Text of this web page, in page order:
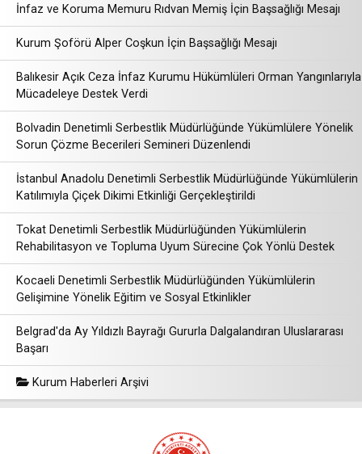
İnfaz ve Koruma Memuru Rıdvan Memiş İçin Başsağlığı Mesajı
Kurum Şoförü Alper Coşkun İçin Başsağlığı Mesajı
Balıkesir Açık Ceza İnfaz Kurumu Hükümlüleri Orman Yangınlarıyla
Mücadeleye Destek Verdi
Bolvadin Denetimli Serbestlik Müdürlüğünde Yükümlülere Yönelik
Sorun Çözme Becerileri Semineri Düzenlendi
İstanbul Anadolu Denetimli Serbestlik Müdürlüğünde Yükümlülerin
Katılımıyla Çiçek Dikimi Etkinliği Gerçekleştirildi
Tokat Denetimli Serbestlik Müdürlüğünden Yükümlülerin
Rehabilitasyon ve Topluma Uyum Sürecine Çok Yönlü Destek
Kocaeli Denetimli Serbestlik Müdürlüğünden Yükümlülerin
Gelişimine Yönelik Eğitim ve Sosyal Etkinlikler
Belgrad'da Ay Yıldızlı Bayrağı Gururla Dalgalandıran Uluslararası
Başarı
Kurum Haberleri Arşivi